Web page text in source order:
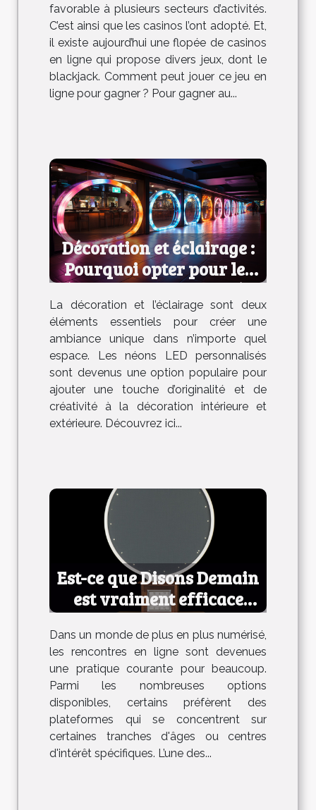
favorable à plusieurs secteurs d’activités.
C’est ainsi que les casinos l’ont adopté. Et,
il existe aujourd’hui une flopée de casinos
en ligne qui propose divers jeux, dont le
blackjack. Comment peut jouer ce jeu en
ligne pour gagner ? Pour gagner au...
Décoration et éclairage :
Pourquoi opter pour les
néons LED personnalisés ?
La décoration et l’éclairage sont deux
éléments essentiels pour créer une
ambiance unique dans n’importe quel
espace. Les néons LED personnalisés
sont devenus une option populaire pour
ajouter une touche d’originalité et de
créativité à la décoration intérieure et
extérieure. Découvrez ici...
Est-ce que Disons Demain
est vraiment efficace
pour les rencontres ?
Dans un monde de plus en plus numérisé,
les rencontres en ligne sont devenues
une pratique courante pour beaucoup.
Parmi les nombreuses options
disponibles, certains préfèrent des
plateformes qui se concentrent sur
certaines tranches d'âges ou centres
d'intérêt spécifiques. L’une des...